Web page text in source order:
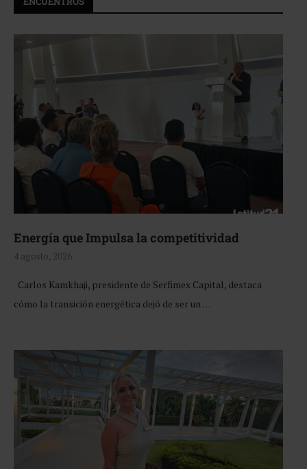
Energía que Impulsa la competitividad
4 agosto, 2026
Carlos Kamkhaji, presidente de Serfimex Capital, destaca
cómo la transición energética dejó de ser un …